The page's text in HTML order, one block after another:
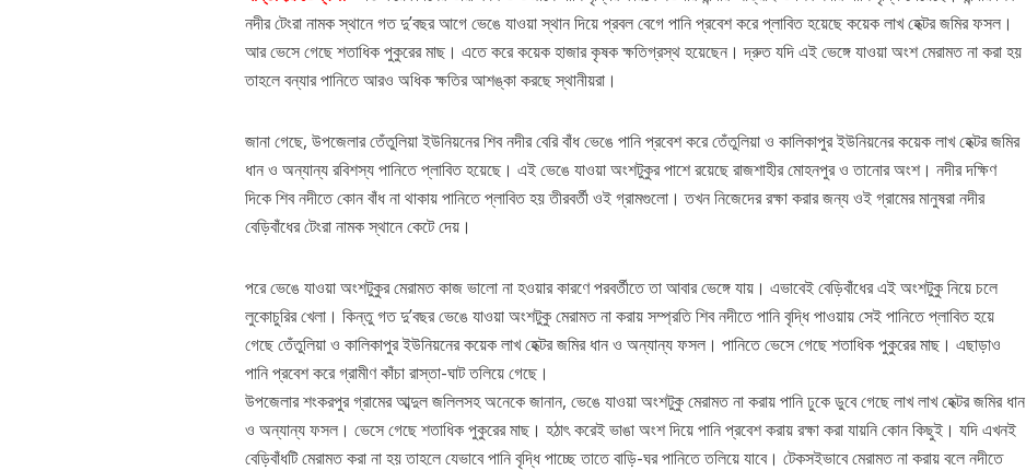
নদীর টেংরা নামক স্থানে গত দু’বছর আগে ভেঙে যাওয়া স্থান দিয়ে প্রবল বেগে পানি প্রবেশ করে প্লাবিত হয়েছে কয়েক লাখ হেক্টর জমির ফসল।
আর ভেসে গেছে শতাধিক পুকুরের মাছ। এতে করে কয়েক হাজার কৃষক ক্ষতিগ্রস্থ হয়েছেন। দ্রুত যদি এই ভেঙ্গে যাওয়া অংশ মেরামত না করা হয়
তাহলে বন্যার পানিতে আরও অধিক ক্ষতির আশঙ্কা করছে স্থানীয়রা।
জানা গেছে, উপজেলার তেঁতুলিয়া ইউনিয়নের শিব নদীর বেরি বাঁধ ভেঙে পানি প্রবেশ করে তেঁতুলিয়া ও কালিকাপুর ইউনিয়নের কয়েক লাখ হেক্টর জমির
ধান ও অন্যান্য রবিশস্য পানিতে প্লাবিত হয়েছে। এই ভেঙে যাওয়া অংশটুকুর পাশে রয়েছে রাজশাহীর মোহনপুর ও তানোর অংশ। নদীর দক্ষিণ
দিকে শিব নদীতে কোন বাঁধ না থাকায় পানিতে প্লাবিত হয় তীরবর্তী ওই গ্রামগুলো। তখন নিজেদের রক্ষা করার জন্য ওই গ্রামের মানুষরা নদীর
বেড়িবাঁধের টেংরা নামক স্থানে কেটে দেয়।
পরে ভেঙে যাওয়া অংশটুকুর মেরামত কাজ ভালো না হওয়ার কারণে পরবর্তীতে তা আবার ভেঙ্গে যায়। এভাবেই বেড়িবাঁধের এই অংশটুকু নিয়ে চলে
লুকোচুরির খেলা। কিন্তু গত দু’বছর ভেঙে যাওয়া অংশটুকু মেরামত না করায় সম্প্রতি শিব নদীতে পানি বৃদ্ধি পাওয়ায় সেই পানিতে প্লাবিত হয়ে
গেছে তেঁতুলিয়া ও কালিকাপুর ইউনিয়নের কয়েক লাখ হেক্টর জমির ধান ও অন্যান্য ফসল। পানিতে ভেসে গেছে শতাধিক পুকুরের মাছ। এছাড়াও
পানি প্রবেশ করে গ্রামীণ কাঁচা রাস্তা-ঘাট তলিয়ে গেছে।
উপজেলার শংকরপুর গ্রামের আব্দুল জলিলসহ অনেকে জানান, ভেঙে যাওয়া অংশটুকু মেরামত না করায় পানি ঢুকে ডুবে গেছে লাখ লাখ হেক্টর জমির ধান
ও অন্যান্য ফসল। ভেসে গেছে শতাধিক পুকুরের মাছ। হঠাৎ করেই ভাঙা অংশ দিয়ে পানি প্রবেশ করায় রক্ষা করা যায়নি কোন কিছুই। যদি এখনই
বেড়িবাঁধটি মেরামত করা না হয় তাহলে যেভাবে পানি বৃদ্ধি পাচ্ছে তাতে বাড়ি-ঘর পানিতে তলিয়ে যাবে। টেকসইভাবে মেরামত না করায় বলে নদীতে